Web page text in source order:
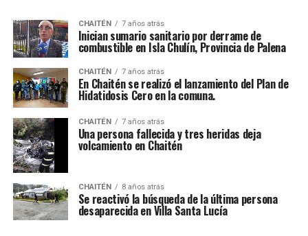
CHAITÉN 7 años atrás
Inician sumario sanitario por derrame de
combustible en Isla Chulín, Provincia de Palena
CHAITÉN 7 años atrás
En Chaitén se realizó el lanzamiento del Plan de
Hidatidosis Cero en la comuna.
CHAITÉN 7 años atrás
Una persona fallecida y tres heridas deja
volcamiento en Chaitén
CHAITÉN 8 años atrás
Se reactivó la búsqueda de la última persona
desaparecida en Villa Santa Lucía